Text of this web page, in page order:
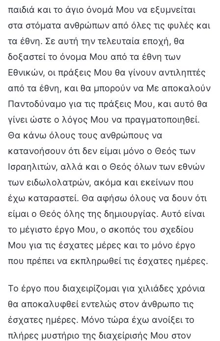
παιδιά και το άγιο όνομά Μου να εξυμνείται
στα στόματα ανθρώπων από όλες τις φυλές και
τα έθνη. Σε αυτή την τελευταία εποχή, θα
δοξαστεί το όνομα Μου από τα έθνη των
Εθνικών, οι πράξεις Μου θα γίνουν αντιληπτές
από τα έθνη, και θα μπορούν να Με αποκαλούν
Παντοδύναμο για τις πράξεις Μου, και αυτό θα
γίνει ώστε ο λόγος Μου να πραγματοποιηθεί.
Θα κάνω όλους τους ανθρώπους να
κατανοήσουν ότι δεν είμαι μόνο ο Θεός των
Ισραηλιτών, αλλά και ο Θεός όλων των εθνών
των ειδωλολατρών, ακόμα και εκείνων που
έχω καταραστεί. Θα αφήσω όλους να δουν ότι
είμαι ο Θεός όλης της δημιουργίας. Αυτό είναι
το μέγιστο έργο Μου, ο σκοπός του σχεδίου
Μου για τις έσχατες μέρες και το μόνο έργο
που πρέπει να εκπληρωθεί τις έσχατες ημέρες.
Το έργο που διαχειρίζομαι για χιλιάδες χρόνια
θα αποκαλυφθεί εντελώς στον άνθρωπο τις
έσχατες ημέρες. Μόνο τώρα έχω ανοίξει το
πλήρες μυστήριο της διαχείρισής Μου στον